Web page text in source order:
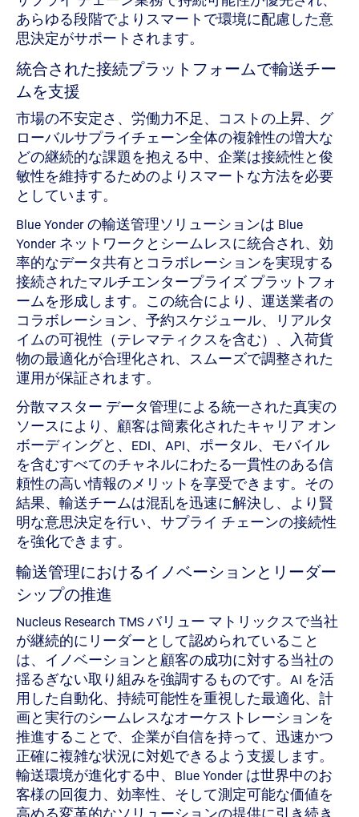
あらゆる段階でよりスマートで環境に配慮した意
思決定がサポートされます。
統合された接続プラットフォームで輸送チー
ムを支援
市場の不安定さ、労働力不足、コストの上昇、グ
ローバルサプライチェーン全体の複雑性の増大な
どの継続的な課題を抱える中、企業は接続性と俊
敏性を維持するためのよりスマートな方法を必要
としています。
Blue Yonder の輸送管理ソリューションは Blue
Yonder ネットワークとシームレスに統合され、効
率的なデータ共有とコラボレーションを実現する
接続されたマルチエンタープライズ プラットフォ
ームを形成します。この統合により、運送業者の
コラボレーション、予約スケジュール、リアルタ
イムの可視性（テレマティクスを含む）、入荷貨
物の最適化が合理化され、スムーズで調整された
運用が保証されます。
分散マスター データ管理による統一された真実の
ソースにより、顧客は簡素化されたキャリア オン
ボーディングと、EDI、API、ポータル、モバイル
を含むすべてのチャネルにわたる一貫性のある信
頼性の高い情報のメリットを享受できます。その
結果、輸送チームは混乱を迅速に解決し、より賢
明な意思決定を行い、サプライ チェーンの接続性
を強化できます。
輸送管理におけるイノベーションとリーダー
シップの推進
Nucleus Research TMS バリュー マトリックスで当社
が継続的にリーダーとして認められていること
は、イノベーションと顧客の成功に対する当社の
揺るぎない取り組みを強調するものです。AI を活
用した自動化、持続可能性を重視した最適化、計
画と実行のシームレスなオーケストレーションを
推進することで、企業が自信を持って、迅速かつ
正確に複雑な状況に対処できるよう支援します。
輸送環境が進化する中、Blue Yonder は世界中のお
客様の回復力、効率性、そして測定可能な価値を
高める変革的なソリューションの提供に引き続き